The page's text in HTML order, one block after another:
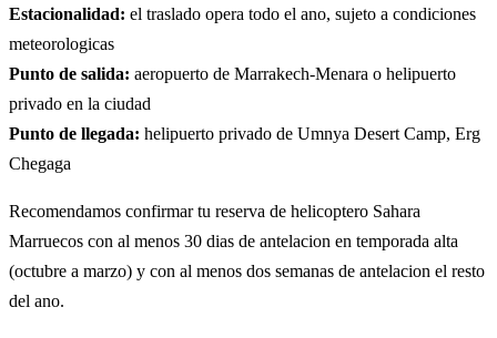
Estacionalidad: el traslado opera todo el ano, sujeto a condiciones
meteorologicas
Punto de salida: aeropuerto de Marrakech-Menara o helipuerto
privado en la ciudad
Punto de llegada: helipuerto privado de Umnya Desert Camp, Erg
Chegaga
Recomendamos confirmar tu reserva de helicoptero Sahara
Marruecos con al menos 30 dias de antelacion en temporada alta
(octubre a marzo) y con al menos dos semanas de antelacion el resto
del ano.